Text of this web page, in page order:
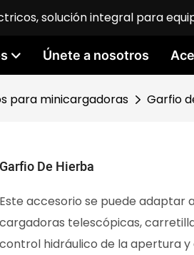
solución integral para
Únete a nosotros
para minicargadoras Garfio
Garfio De Hierba
Este accesorio se puede adaptar
cargadoras telescópicas,
control hidráulico de la apertura